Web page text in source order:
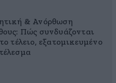
& Ανόρθωση
Πώς συνδυάζονται
τέλειο, εξατομικευμένο